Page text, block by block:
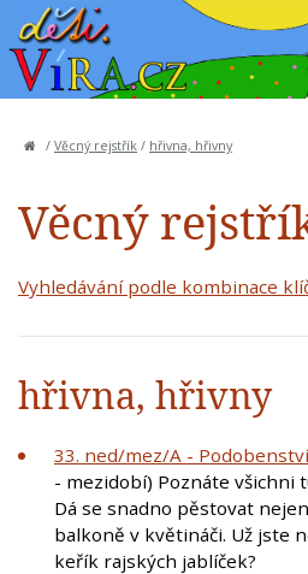
/ Věcný rejstřík / hřivna, hřivny
Věcný
Vyhledávání podle kombinace
hřivna, hřivny
33. ned/mez/A -
- mezidobí) Poznáte všichni
Dá se snadno pěstovat
balkoně v květináči. Už jste
keřík rajských jablíček?